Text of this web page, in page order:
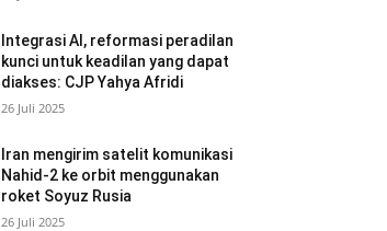
Integrasi AI, reformasi peradilan
kunci untuk keadilan yang dapat
diakses: CJP Yahya Afridi
26 Juli 2025
Iran mengirim satelit komunikasi
Nahid-2 ke orbit menggunakan
roket Soyuz Rusia
26 Juli 2025